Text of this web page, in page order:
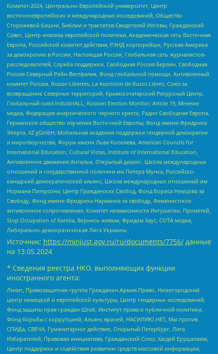
Комитет-2024, Центрально-Европейский университет, Центр
восточноевропейских и международных исследований, Общество
Сторожевой башни, Библии и трактатов Свидетелей Иеговы, Гражданский
Совет, Центр анализа европейской политики, Академическая сеть Восточная
Европа, Российский комитет действия, РЭНД корпорейшн, Русская Америка
за демократию в России, Настоящая Россия, Глобальная сеть журналистов-
расследователей, Служба поддержки, Свободная Россия Берлин, Свободная
Россия Северный Рейн-Вестфалия, Фонд глобальной помощи, Антивоенный
комитет России, Russie-Libertes, La Asocicion de Rusos Libres, Союз за
возвращение Северных территорий, Крымскотатарский Ресурсный Центр,
Глобальный союз IndustriALL, Russian Election Monitor, Article 19, Мнение
медиа, Федерация анархического черного креста, Радио Свободная Европа,
Германское общество изучения Восточной Европы, Фонд имени Фридриха
Эберта, XZ gGmbH, Мобильная академия поддержки гендерной демократии
и миротворчества, Форум имени Льва Копелева, American Councils for
International Education, Cultural Vistas, Institute of International Education,
Антивоенное движение Антальи, Открытый диалог, Школа международных
отношений и государственной политики им Питера Мунка, Российско-
канадский демократический альянс, Школа международных отношений им
Нормана Патерсона, Центр Гражданских Свобод, Фонд Бориса Немцова за
Свободу, Фонд имени Фридриха Науманна за свободу, Феминистское
антивоенное сопротивление, Комитет независимости Ингушетии, Прометей,
Stop Occupation of Karelia, Вернись живым, Фридом Хаус, СОТА медиа,
Либерально-демократическая Лига Украины
Источник: https://minjust.gov.ru/ru/documents/7756/ данные
на 13.05.2024
* Сведения реестра НКО, выполняющих функции
иностранного агента:
Лилит, Правозащитная группа Гражданин.Армия.Право, Нижегородский
центр немецкой и европейской культуры, Центр гендерных исследований,
Фонд защиты прав граждан Штаб, Институт права и публичной политики,
Фонд борьбы с коррупцией, Альянс врачей, НАСИЛИЮ.НЕТ, Мы против
СПИДа, СВЕЧА, Гуманитарное действие, Открытый Петербург, Лига
Избирателей, Правовая инициатива, Гражданский Союз, Хасдей Ерушалаим,
Центр поддержки и содействия развитию средств массовой информации,